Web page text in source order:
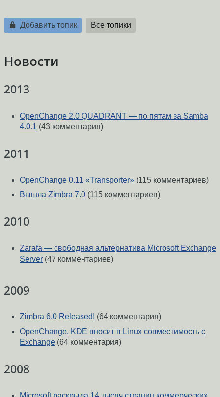
Добавить топик Все топики
Новости
2013
OpenChange 2.0 QUADRANT — по пятам за Samba
4.0.1 (43 комментария)
2011
OpenChange 0.11 «Transporter» (115 комментариев)
Вышла Zimbra 7.0 (115 комментариев)
2010
Zarafa — свободная альтернатива Microsoft Exchange
Server (47 комментариев)
2009
Zimbra 6.0 Released! (64 комментария)
OpenChange, KDE вносит в Linux совместимость с
Exchange (64 комментария)
2008